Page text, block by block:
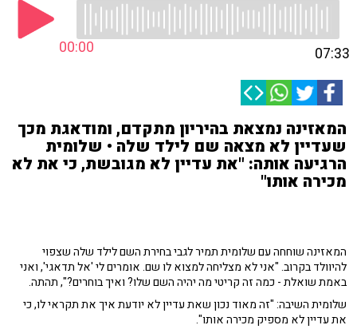
00:00 07:33
המאזינה נמצאת בהיריון מתקדם, ומודאגת מכך
שעדיין לא מצאה שם לילד שלה • שלומית
הרגיעה אותה: "את עדיין לא מגובשת, כי את לא
מכירה אותו"
המאזינה שוחחה עם שלומית תמיר לגבי בחירת השם לילד שלה שצפוי
להיוולד בקרוב. "אני לא מצליחה למצוא לו שם. אומרים לי 'אל תדאגי', ואני
באמת שואלת - כמה זה קריטי מה יהיה השם שלו? ואיך בוחרים?", תהתה.
שלומית השיבה: "זה מאוד נכון שאת עדיין לא יודעת איך את תקראי לו, כי
את עדיין לא מספיק מכירה אותו".